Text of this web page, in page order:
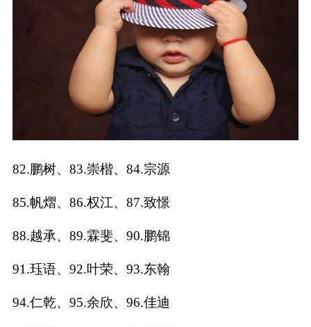
82.鹏树、83.崇楷、84.宗源
85.帆熠、86.权江、87.致憬
88.越承、89.霖斐、90.鹏锦
91.珏语、92.叶荣、93.东翰
94.仁乾、95.余欣、96.佳迪